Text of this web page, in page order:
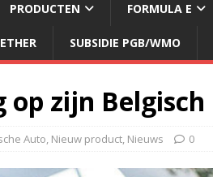
PRODUCTEN FORMULA E
SUBSIDIE PGB/WMO
zijn Belgisch
Auto, Nieuw product, Nieuws 0